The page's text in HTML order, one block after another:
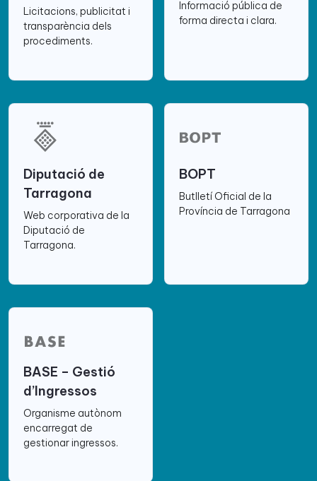
Licitacions, publicitat i
transparència dels
procediments.
Informació pública de
forma directa i clara.
Diputació de
Tarragona
Web corporativa de la
Diputació de
Tarragona.
BOPT
Butlletí Oficial de la
Província de Tarragona
BASE – Gestió
d’Ingressos
Organisme autònom
encarregat de
gestionar ingressos.